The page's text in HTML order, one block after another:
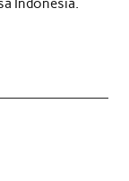
Indonesia.